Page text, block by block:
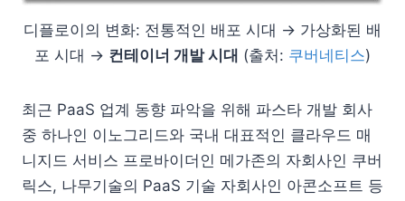
디플로이의 변화: 전통적인 배포 시대 → 가상화된 배
포 시대 → 컨테이너 개발 시대 (출처: 쿠버네티스)
최근 PaaS 업계 동향 파악을 위해 파스타 개발 회사
중 하나인 이노그리드와 국내 대표적인 클라우드 매
니지드 서비스 프로바이더인 메가존의 자회사인 쿠버
릭스, 나무기술의 PaaS 기술 자회사인 아콘소프트 등